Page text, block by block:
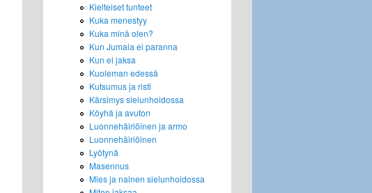
Kielteiset tunteet
Kuka menestyy
Kuka minä olen?
Kun Jumala ei paranna
Kun ei jaksa
Kuoleman edessä
Kutsumus ja risti
Kärsimys sielunhoidossa
Köyhä ja avuton
Luonnehäiriöinen ja armo
Luonnehäiriöinen
Lyötynä
Masennus
Mies ja nainen sielunhoidossa